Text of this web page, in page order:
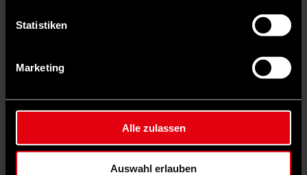
Statistiken
Marketing
Alle zulassen
Auswahl erlauben